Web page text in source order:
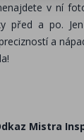
v ní
před a po.
a
Mistra